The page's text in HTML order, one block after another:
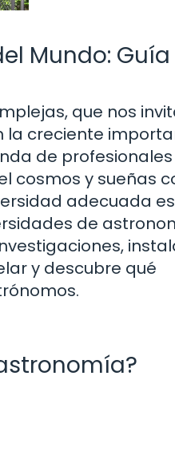
Mundo: Guía
que nos
la creciente
de
cosmos y sueñas
adecuada es
de
y descubre qué